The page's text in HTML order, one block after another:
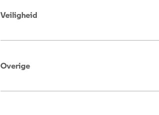
Veiligheid
Overige